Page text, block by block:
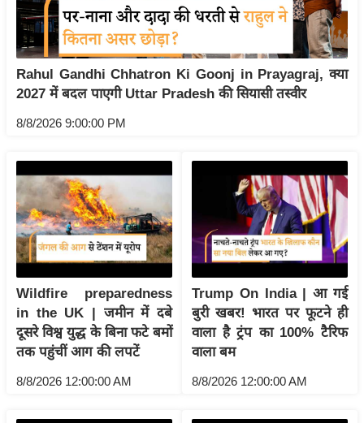
ग
ज
ग
त
वि
शे
ज्ञ
रा
य
ब
ज
खे
ल
क्रि
ट
Rahul Gandhi Chhatron Ki Goonj in Prayagraj, क्या
2027 में बदल पाएगी Uttar Pradesh की सियासी तस्वीर
8/8/2026 9:00:00 PM
Wildfire preparedness
in the UK | जमीन में दबे
दूसरे विश्व युद्ध के बिना फटे बमों
तक पहुंचीं आग की लपटें
8/8/2026 12:00:00 AM
Trump On India | आ गई
बुरी खबर! भारत पर फूटने ही
वाला है ट्रंप का 100% टैरिफ
वाला बम
8/8/2026 12:00:00 AM